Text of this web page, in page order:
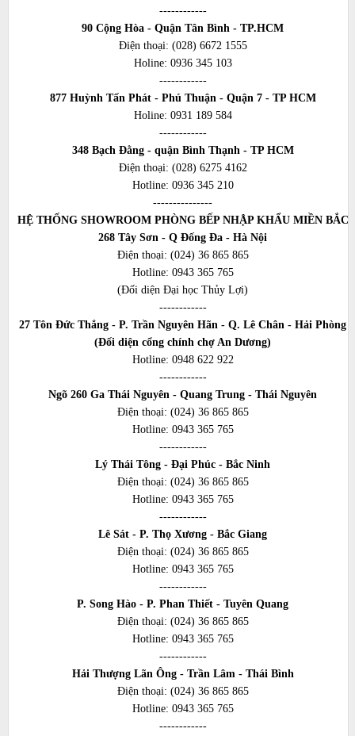
------------
90 Cộng Hòa - Quận Tân Bình - TP.HCM
Điện thoại: (028) 6672 1555
Holine: 0936 345 103
------------
877 Huỳnh Tấn Phát - Phú Thuận - Quận 7 - TP HCM
Holine: 0931 189 584
------------
348 Bạch Đằng - quận Bình Thạnh - TP HCM
Điện thoại: (028) 6275 4162
Hotline: 0936 345 210
---------------
HỆ THỐNG SHOWROOM PHÒNG BẾP NHẬP KHẨU MIỀN BẮC
268 Tây Sơn - Q Đống Đa - Hà Nội
Điện thoại: (024) 36 865 865
Hotline: 0943 365 765
(Đối diện Đại học Thủy Lợi)
------------
27 Tôn Đức Thắng - P. Trần Nguyên Hãn - Q. Lê Chân - Hải Phòng
(Đối diện cổng chính chợ An Dương)
Hotline: 0948 622 922
------------
Ngõ 260 Ga Thái Nguyên - Quang Trung - Thái Nguyên
Điện thoại: (024) 36 865 865
Hotline: 0943 365 765
------------
Lý Thái Tông - Đại Phúc - Bắc Ninh
Điện thoại: (024) 36 865 865
Hotline: 0943 365 765
------------
Lê Sát - P. Thọ Xương - Bắc Giang
Điện thoại: (024) 36 865 865
Hotline: 0943 365 765
------------
P. Song Hào - P. Phan Thiết - Tuyên Quang
Điện thoại: (024) 36 865 865
Hotline: 0943 365 765
------------
Hải Thượng Lãn Ông - Trần Lâm - Thái Bình
Điện thoại: (024) 36 865 865
Hotline: 0943 365 765
------------